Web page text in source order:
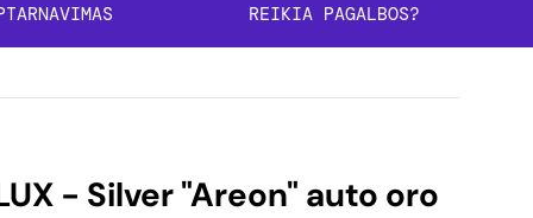
REIKIA PAGALBOS?
- Silver "Areon" auto oro